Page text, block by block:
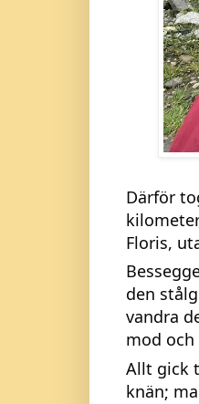
Därför
Floris,
den
vandra
mod och
Allt gick
knän;